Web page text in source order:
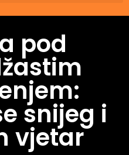
pod
snijeg i
vjetar